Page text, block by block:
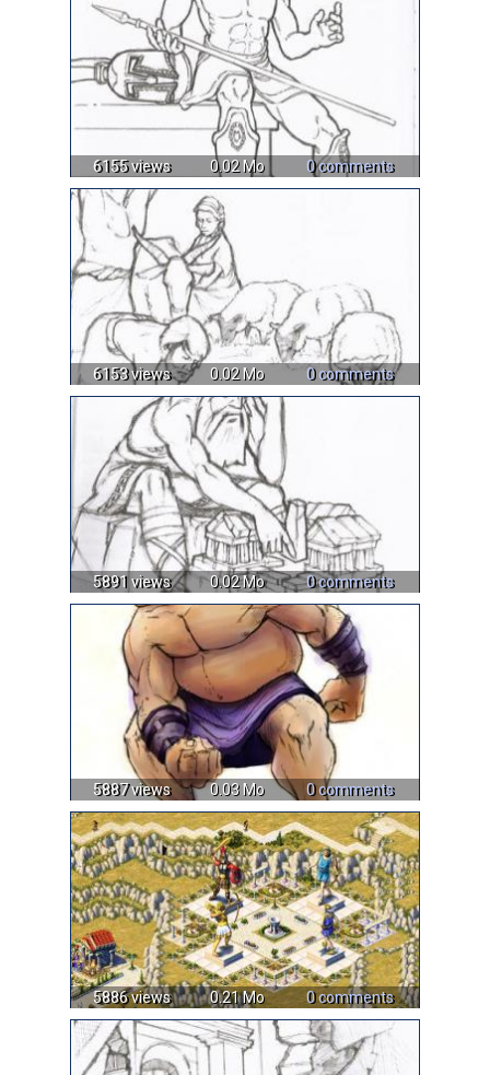
6155 views 0.02 Mo 0 comments
6153 views 0.02 Mo 0 comments
5891 views 0.02 Mo 0 comments
5887 views 0.03 Mo 0 comments
5886 views 0.21 Mo 0 comments